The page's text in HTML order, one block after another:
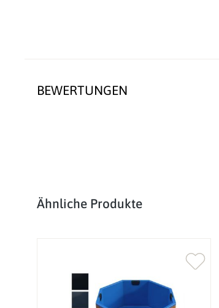
BEWERTUNGEN
Produktgalerie überspringen
Ähnliche Produkte